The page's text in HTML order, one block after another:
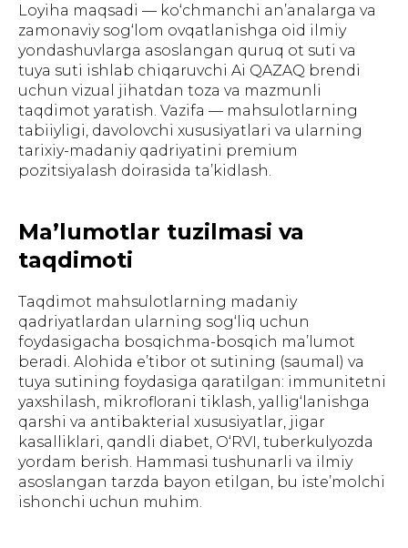
Loyiha maqsadi — ko‘chmanchi an’analarga va
zamonaviy sog‘lom ovqatlanishga oid ilmiy
yondashuvlarga asoslangan quruq ot suti va
tuya suti ishlab chiqaruvchi Ai QAZAQ brendi
uchun vizual jihatdan toza va mazmunli
taqdimot yaratish. Vazifa — mahsulotlarning
tabiiyligi, davolovchi xususiyatlari va ularning
tarixiy-madaniy qadriyatini premium
pozitsiyalash doirasida ta’kidlash.
Ma’lumotlar tuzilmasi va
taqdimoti
Taqdimot mahsulotlarning madaniy
qadriyatlardan ularning sog‘liq uchun
foydasigacha bosqichma-bosqich ma’lumot
beradi. Alohida e’tibor ot sutining (saumal) va
tuya sutining foydasiga qaratilgan: immunitetni
yaxshilash, mikroflorani tiklash, yallig‘lanishga
qarshi va antibakterial xususiyatlar, jigar
kasalliklari, qandli diabet, O‘RVI, tuberkulyozda
yordam berish. Hammasi tushunarli va ilmiy
asoslangan tarzda bayon etilgan, bu iste’molchi
ishonchi uchun muhim.